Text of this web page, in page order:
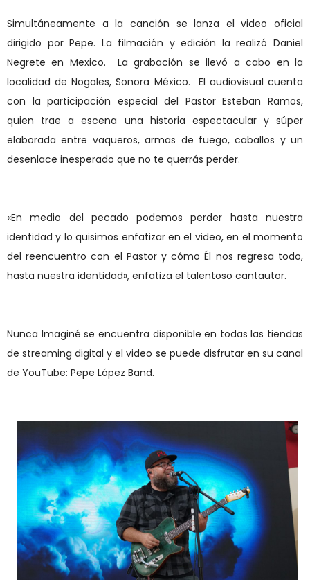
Simultáneamente a la canción se lanza el video oficial
dirigido por Pepe. La filmación y edición la realizó Daniel
Negrete en Mexico.
La grabación se llevó a cabo en la
localidad de Nogales, Sonora México.
El audiovisual cuenta
con la participación especial del Pastor Esteban Ramos,
quien trae a escena una historia espectacular y súper
elaborada entre vaqueros, armas de fuego, caballos y un
desenlace inesperado que no te querrás perder.
«En medio del pecado podemos perder hasta nuestra
identidad y lo quisimos enfatizar en el video, en el momento
del reencuentro con el Pastor y cómo Él nos regresa todo,
hasta nuestra identidad», enfatiza el talentoso cantautor.
Nunca Imaginé se encuentra disponible en todas las tiendas
de streaming digital y el video se puede disfrutar en su canal
de YouTube: Pepe López Band.